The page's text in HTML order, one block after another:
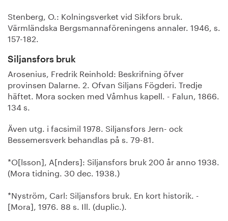
Stenberg, O.: Kolningsverket vid Sikfors bruk.
Värmländska Bergsmannaföreningens annaler. 1946, s.
157-182.
Siljansfors bruk
Arosenius, Fredrik Reinhold: Beskrifning öfver
provinsen Dalarne. 2. Ofvan Siljans Fögderi. Tredje
häftet. Mora socken med Våmhus kapell. - Falun, 1866.
134 s.
Även utg. i facsimil 1978. Siljansfors Jern- ock
Bessemersverk behandlas på s. 79-81.
*O[lsson], A[nders]: Siljansfors bruk 200 år anno 1938.
(Mora tidning. 30 dec. 1938.)
*Nyström, Carl: Siljansfors bruk. En kort historik. -
[Mora], 1976. 88 s. Ill. (duplic.).